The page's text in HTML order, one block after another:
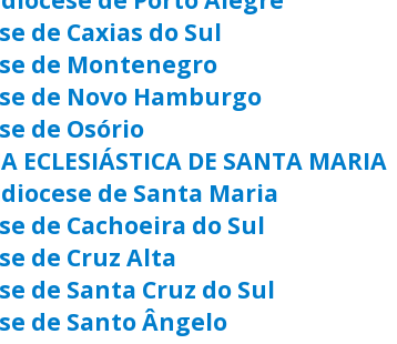
de Caxias do Sul
de Montenegro
de Novo Hamburgo
de Osório
ECLESIÁSTICA DE SANTA MARIA
de Santa Maria
de Cachoeira do Sul
de Cruz Alta
de Santa Cruz do Sul
de Santo Ângelo